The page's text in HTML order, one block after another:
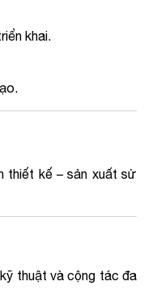
khai.
thiết kế – sản xuất sử
thuật và cộng tác đa